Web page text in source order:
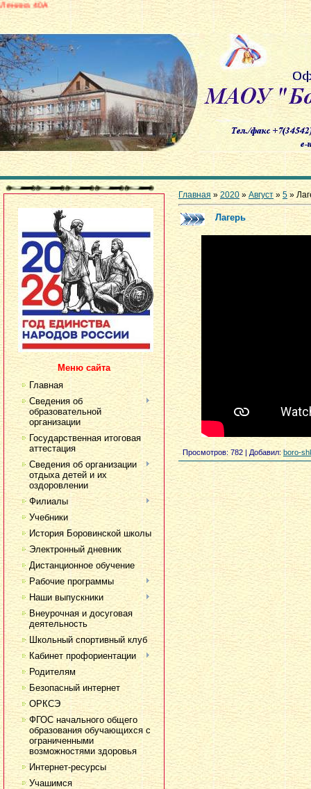
Меню сайта
Главная
Сведения об
образовательной
организации
Государственная итоговая
аттестация
Сведения об организации
отдыха детей и их
оздоровлении
Филиалы
Учебники
История Боровинской школы
Электронный дневник
Дистанционное обучение
Рабочие программы
Наши выпускники
Внеурочная и досуговая
деятельность
Школьный спортивный клуб
Кабинет профориентации
Родителям
Безопасный интернет
ОРКСЭ
ФГОС начального общего
образования обучающихся с
ограниченными
возможностями здоровья
Интернет-ресурсы
Учашимся
Главная »2020 » Август » 5 »
Лагерь
Просмотров: 782 | Добавил:boro-